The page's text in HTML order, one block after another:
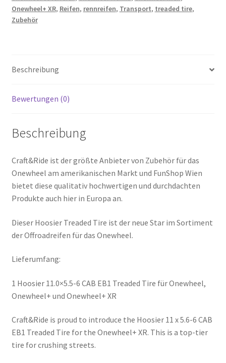
Onewheel+ XR, Reifen, rennreifen, Transport, treaded tire,
Zubehör
Beschreibung
Bewertungen (0)
Beschreibung
Craft&Ride ist der größte Anbieter von Zubehör für das
Onewheel am amerikanischen Markt und FunShop Wien
bietet diese qualitativ hochwertigen und durchdachten
Produkte auch hier in Europa an.
Dieser Hoosier Treaded Tire ist der neue Star im Sortiment
der Offroadreifen für das Onewheel.
Lieferumfang:
1 Hoosier 11.0×5.5-6 CAB EB1 Treaded Tire für Onewheel,
Onewheel+ und Onewheel+ XR
Craft&Ride is proud to introduce the Hoosier 11 x 5.6-6 CAB
EB1 Treaded Tire for the Onewheel+ XR. This is a top-tier
tire for crushing streets.